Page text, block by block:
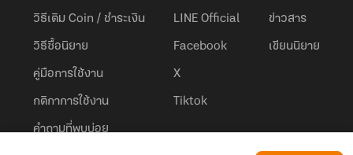
วิธีเติม Coin / ชำระเงิน
วิธีซื้อนิยาย
คู่มือการใช้งาน
กติกาการใช้งาน
คำถามที่พบบ่อย
LINE Official
Facebook
X
Tiktok
ข่าวสาร
เขียนนิยาย